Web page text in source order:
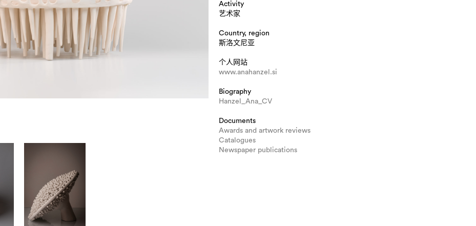
Activity
艺术家
Country, region
斯洛文尼亚
个人网站
www.anahanzel.si
Biography
Hanzel_Ana_CV
Documents
Awards and artwork reviews
Catalogues
Newspaper publications